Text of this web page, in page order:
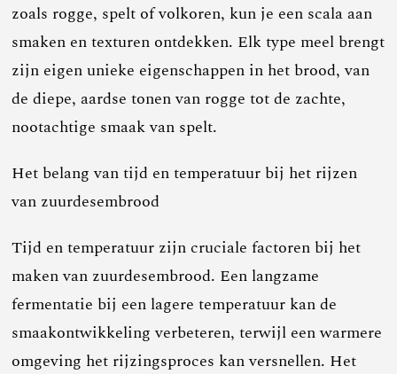
zoals rogge, spelt of volkoren, kun je een scala aan
smaken en texturen ontdekken. Elk type meel brengt
zijn eigen unieke eigenschappen in het brood, van
de diepe, aardse tonen van rogge tot de zachte,
nootachtige smaak van spelt.
Het belang van tijd en temperatuur bij het rijzen
van zuurdesembrood
Tijd en temperatuur zijn cruciale factoren bij het
maken van zuurdesembrood. Een langzame
fermentatie bij een lagere temperatuur kan de
smaakontwikkeling verbeteren, terwijl een warmere
omgeving het rijzingsproces kan versnellen. Het